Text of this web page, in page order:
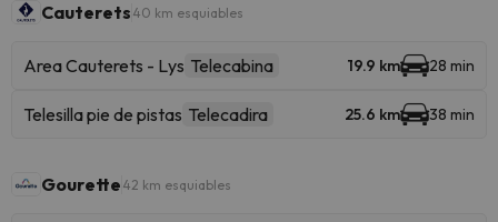
Cauterets 40 km esquiables
Area Cauterets - Lys Telecabina 19.9 km 28 min
Telesilla pie de pistas Telecadira 25.6 km 38 min
Gourette 42 km esquiables